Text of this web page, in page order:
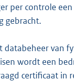
per controle
gebracht.
databeheer van
wordt een
certificaat in